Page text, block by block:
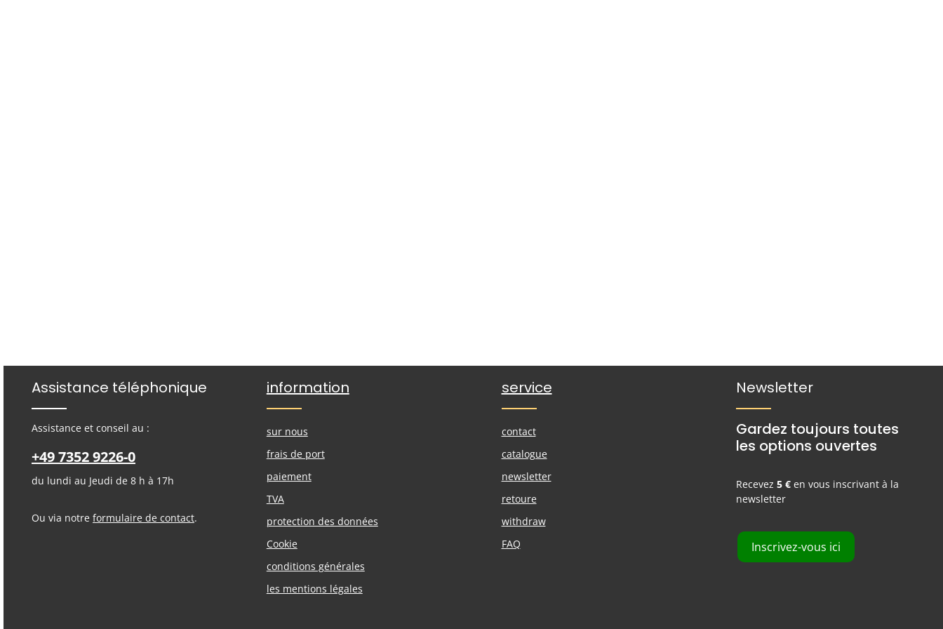
Assistance téléphonique
Assistance et conseil au :
+49 7352 9226-0
du lundi au Jeudi de 8 h à 17h
Ou via notre formulaire de contact.
information
sur nous
frais de port
paiement
TVA
protection des données
Cookie
conditions générales
les mentions légales
service
contact
catalogue
newsletter
retoure
withdraw
FAQ
Newsletter
Gardez toujours toutes
les options ouvertes
Recevez5 € en vous inscrivant à la
newsletter
Inscrivez-vous ici